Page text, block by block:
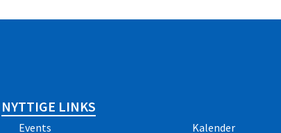
NYTTIGE LINKS
Events Kalender